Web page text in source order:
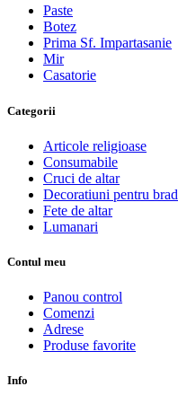
Paste
Botez
Prima Sf. Impartasanie
Mir
Casatorie
Categorii
Articole religioase
Consumabile
Cruci de altar
Decoratiuni pentru brad
Fete de altar
Lumanari
Contul meu
Panou control
Comenzi
Adrese
Produse favorite
Info